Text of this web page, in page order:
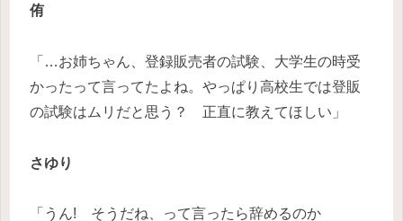
侑
「…お姉ちゃん、登録販売者の試験、大学生の時受
かったって言ってたよね。やっぱり高校生では登販
の試験はムリだと思う？ 正直に教えてほしい」
さゆり
「うん! そうだね、って言ったら辞めるのか